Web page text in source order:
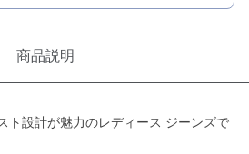
商品説明
ト設計が魅力のレディース ジーンズで